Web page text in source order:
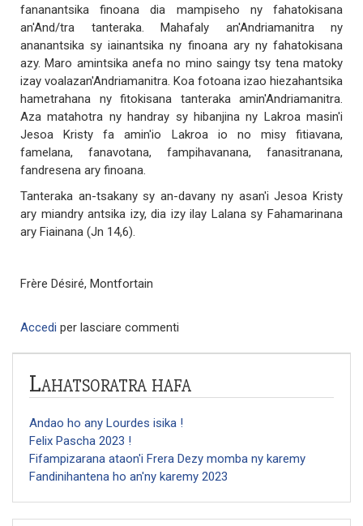
fananantsika finoana dia mampiseho ny fahatokisana
an'And/tra tanteraka. Mahafaly an'Andriamanitra ny
ananantsika sy iainantsika ny finoana ary ny fahatokisana
azy. Maro amintsika anefa no mino saingy tsy tena matoky
izay voalazan'Andriamanitra. Koa fotoana izao hiezahantsika
hametrahana ny fitokisana tanteraka amin'Andriamanitra.
Aza matahotra ny handray sy hibanjina ny Lakroa masin'i
Jesoa Kristy fa amin'io Lakroa io no misy fitiavana,
famelana, fanavotana, fampihavanana, fanasitranana,
fandresena ary finoana.
Tanteraka an-tsakany sy an-davany ny asan'i Jesoa Kristy
ary miandry antsika izy, dia izy ilay Lalana sy Fahamarinana
ary Fiainana (Jn 14,6).
Frère Désiré, Montfortain
Accedi per lasciare commenti
Lahatsoratra hafa
Andao ho any Lourdes isika !
Felix Pascha 2023 !
Fifampizarana ataon'i Frera Dezy momba ny karemy
Fandinihantena ho an'ny karemy 2023